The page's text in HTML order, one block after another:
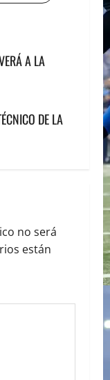
A LA
DE LA
no será
están